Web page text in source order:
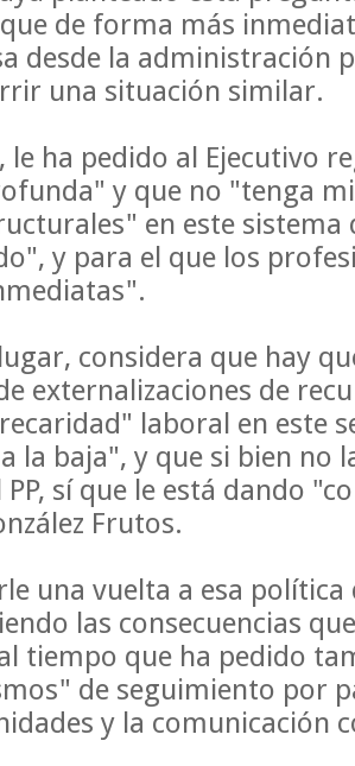
de forma más
desde la administración
una situación similar.
le ha pedido al Ejecutivo
y que no "tenga
en este sistema
y para el que los
considera que hay
externalizaciones de
laboral en este
la baja", y que si bien no
sí que le está dando
Frutos.
una vuelta a esa política
las consecuencias
tiempo que ha pedido
de seguimiento por
y la comunicación